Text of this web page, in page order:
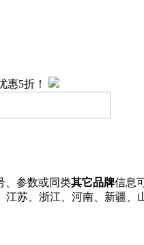
惠5折！
、参数或同类其它品牌信息
江苏、浙江、河南、新疆